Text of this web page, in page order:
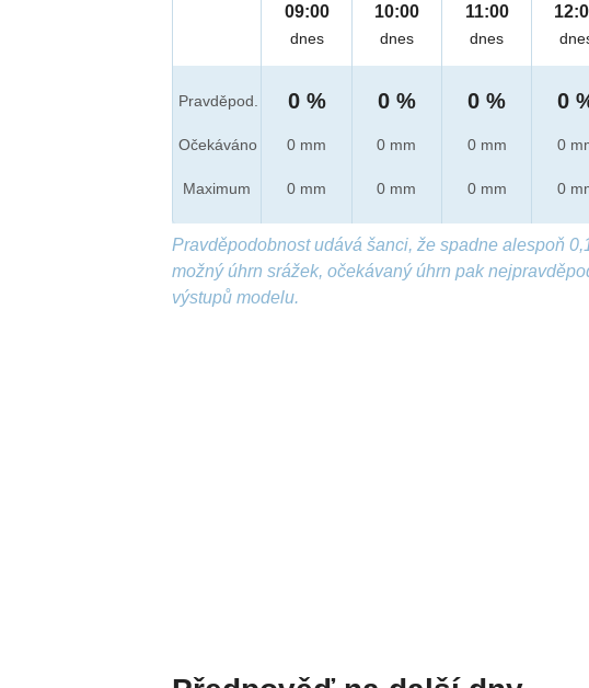
Pravděpod.
Očekáváno
Maximum
09:00
dnes
0 %
0 mm
0 mm
10:00
dnes
0 %
0 mm
0 mm
11:00
dnes
0 %
0 mm
0 mm
0
0
0
Pravděpodobnost udává šanci, že spadne alespoň
možný úhrn srážek, očekávaný úhrn pak
výstupů modelu.